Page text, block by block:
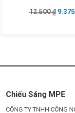
12.500₫ Giá
9.375
Chiếu Sáng MPE
CÔNG TY TNHH CÔNG